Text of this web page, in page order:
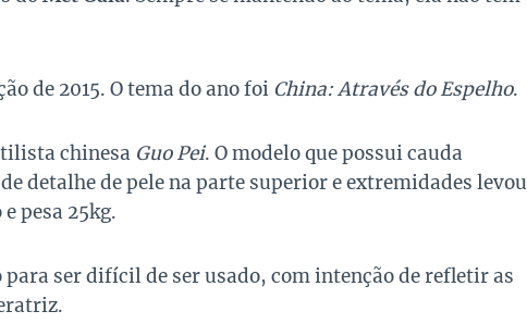
de 2015. O tema do ano foi China: Através do Espelho.
chinesa Guo Pei. O modelo que possui cauda
detalhe de pele na parte superior e extremidades levou
pesa 25kg.
ser difícil de ser usado, com intenção de refletir as